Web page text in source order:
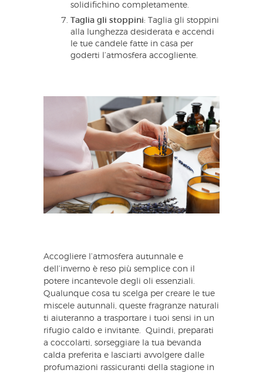
solidifichino completamente.
Taglia gli stoppini: Taglia gli stoppini
alla lunghezza desiderata e accendi
le tue candele fatte in casa per
goderti l’atmosfera accogliente.
Accogliere l’atmosfera autunnale e
dell’inverno è reso più semplice con il
potere incantevole degli oli essenziali.
Qualunque cosa tu scelga per creare le tue
miscele autunnali, queste fragranze naturali
ti aiuteranno a trasportare i tuoi sensi in un
rifugio caldo e invitante. Quindi, preparati
a coccolarti, sorseggiare la tua bevanda
calda preferita e lasciarti avvolgere dalle
profumazioni rassicuranti della stagione in